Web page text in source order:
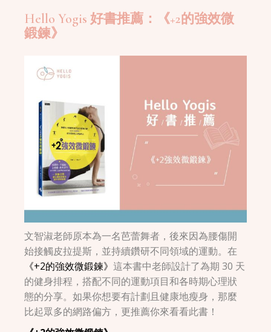
Hello Yogis 好書推薦：《+2的強效微
鍛鍊》
文智淑老師原本為一名芭蕾舞者，後來因為腰傷開
始接觸皮拉提斯，並持續鑽研不同領域的運動。在
《+2的強效微鍛鍊》這本書中老師設計了為期 30 天
的健身排程，搭配不同的運動項目和各時期心理狀
態的分享。如果你想要有計劃且健康地瘦身，那麼
比起眾多的網路偏方，更推薦你來看看此書！